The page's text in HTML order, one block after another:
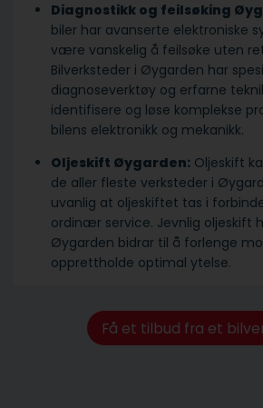
Diagnostikk og feilsøking
biler har avanserte elektroniske
være vanskelig å feilsøke uten
Bilverksteder i Øygarden har
diagnoseverktøy og erfarne
identifisere og løse komplekse
bilens elektronikk og mekanikk.
Oljeskift Øygarden: Oljeskift
de aller fleste verksteder i
uvanlig at oljeskiftet tas i
ordinær service. Jevnlig oljeskift
Øygarden bidrar til å forlenge
opprettholde optimal ytelse.
Få et tilbud fra et